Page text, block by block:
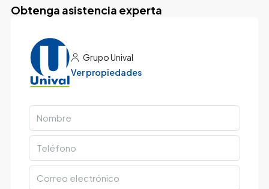
Obtenga asistencia experta
Grupo Unival
Ver propiedades